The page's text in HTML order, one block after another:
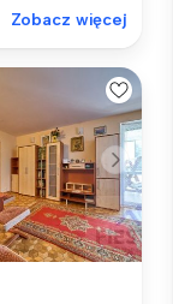
Zobacz więcej